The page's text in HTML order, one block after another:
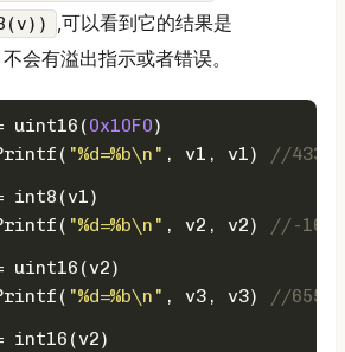
,可以看到它的结果是
不会有溢出指示或者错误。
uint16 (0x10F0)
"%d=%b\n" , v1, v1)
//
int8 (v1)
"%d=%b\n" , v2, v2)
//-16=-
uint16 (v2)
"%d=%b\n" , v3, v3)
//
int16 (v2)